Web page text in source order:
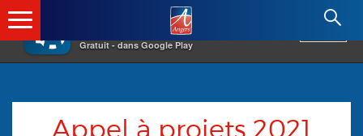
×
Gratuit - dans Google Play
Angers.fr : Retour à l'accueil
Appel à projets 2021